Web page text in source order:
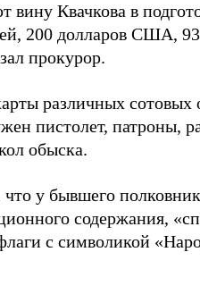
вину Квачкова в
200 долларов США,
прокурор.
различных сотовых
пистолет, патроны,
обыска.
что у бывшего
содержания,
с символикой